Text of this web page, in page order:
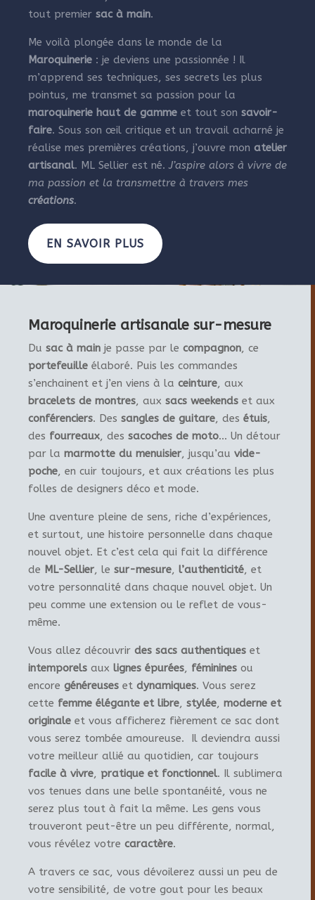
tout premier sac à main.
Me voilà plongée dans le monde de la
Maroquinerie : je deviens une passionnée ! Il
m’apprend ses techniques, ses secrets les plus
pointus, me transmet sa passion pour la
maroquinerie haut de gamme et tout son savoir-
faire. Sous son œil critique et un travail acharné je
réalise mes premières créations, j’ouvre mon atelier
artisanal. ML Sellier est né. J’aspire alors à vivre de
ma passion et la transmettre à travers mes
créations.
EN SAVOIR PLUS
Maroquinerie artisanale sur-mesure
Du sac à main je passe par le compagnon, ce
portefeuille élaboré. Puis les commandes
s’enchainent et j’en viens à la ceinture, aux
bracelets de montres, aux sacs weekends et aux
conférenciers. Des sangles de guitare, des étuis,
des fourreaux, des sacoches de moto… Un détour
par la marmotte du menuisier, jusqu’au vide-
poche, en cuir toujours, et aux créations les plus
folles de designers déco et mode.
Une aventure pleine de sens, riche d’expériences,
et surtout, une histoire personnelle dans chaque
nouvel objet. Et c’est cela qui fait la différence
de ML-Sellier, le sur-mesure, l’authenticité, et
votre personnalité dans chaque nouvel objet. Un
peu comme une extension ou le reflet de vous-
même.
Vous allez découvrir des sacs authentiques et
intemporels aux lignes épurées, féminines ou
encore généreuses et dynamiques. Vous serez
cette femme élégante et libre, stylée, moderne et
originale et vous afficherez fièrement ce sac dont
vous serez tombée amoureuse. Il deviendra aussi
votre meilleur allié au quotidien, car toujours
facile à vivre, pratique et fonctionnel. Il sublimera
vos tenues dans une belle spontanéité, vous ne
serez plus tout à fait la même. Les gens vous
trouveront peut-être un peu différente, normal,
vous révélez votre caractère.
A travers ce sac, vous dévoilerez aussi un peu de
votre sensibilité, de votre gout pour les beaux